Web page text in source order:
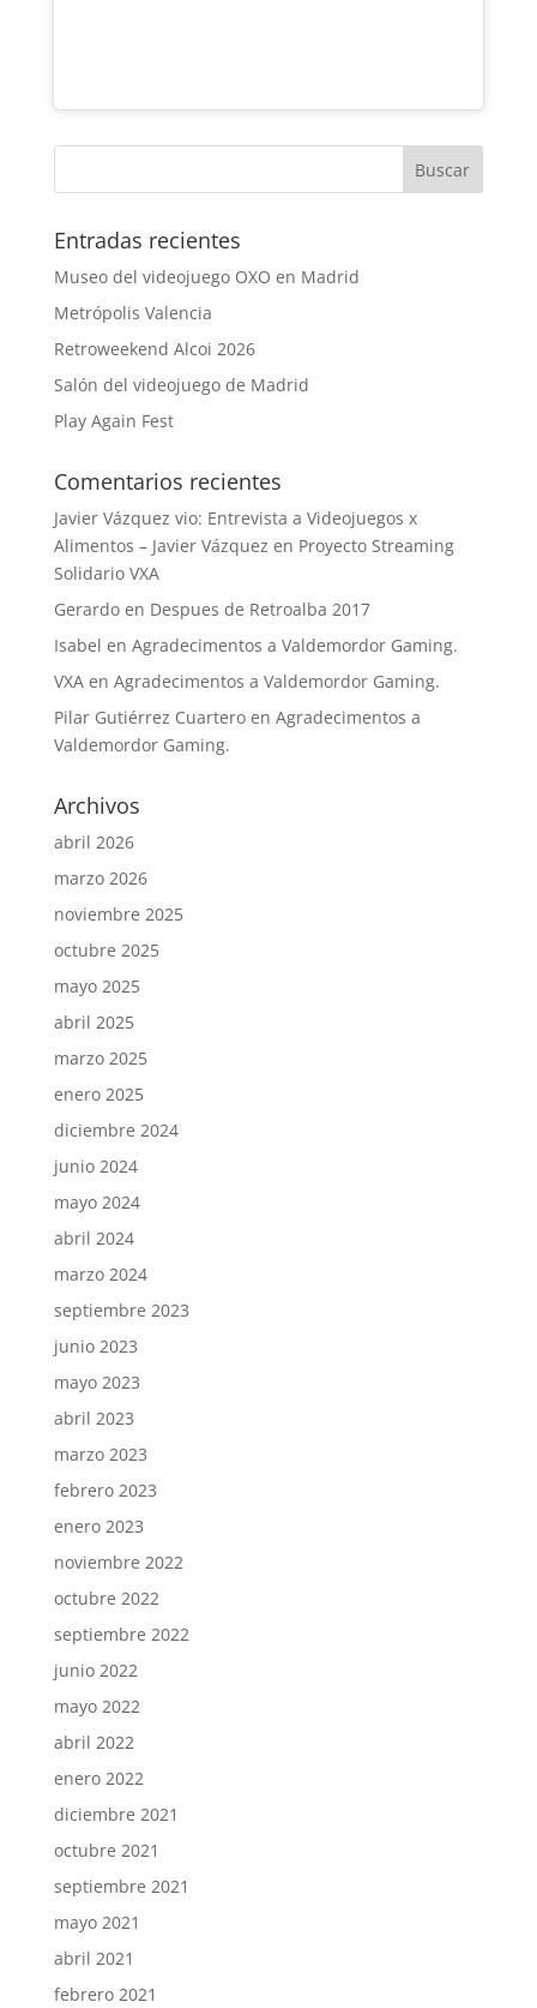
Entradas recientes
Museo del videojuego OXO en Madrid
Metrópolis Valencia
Retroweekend Alcoi 2026
Salón del videojuego de Madrid
Play Again Fest
Comentarios recientes
Javier Vázquez vio: Entrevista a Videojuegos x
Alimentos – Javier Vázquez en Proyecto Streaming
Solidario VXA
Gerardoen Despues de Retroalba 2017
Isabel en Agradecimentos a Valdemordor Gaming.
VXAen Agradecimentos a Valdemordor Gaming.
Pilar Gutiérrez Cuarteroen Agradecimentos a
Valdemordor Gaming.
Archivos
abril 2026
marzo 2026
noviembre 2025
octubre 2025
mayo 2025
abril 2025
marzo 2025
enero 2025
diciembre 2024
junio 2024
mayo 2024
abril 2024
marzo 2024
septiembre 2023
junio 2023
mayo 2023
abril 2023
marzo 2023
febrero 2023
enero 2023
noviembre 2022
octubre 2022
septiembre 2022
junio 2022
mayo 2022
abril 2022
enero 2022
diciembre 2021
octubre 2021
septiembre 2021
mayo 2021
abril 2021
febrero 2021